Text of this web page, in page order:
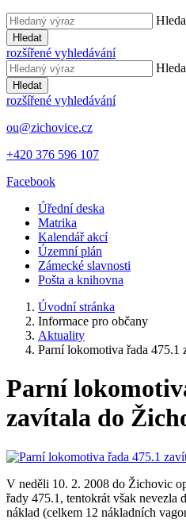
Hledat
rozšířené vyhledávání
Hledat
rozšířené vyhledávání
ou@zichovice.cz
+420 ​​376 596 107
Facebook
Úřední deska
Matrika
Kalendář akcí
Územní plán
Zámecké slavnosti
Pošta a knihovna
Úvodní stránka
Informace pro občany
Aktuality
Parní lokomotiva řada 475.1
Parní
zavítala do
V neděli 10. 2. 2008 do Žichovic
řady 475.1, tentokrát však nevezla
náklad (celkem 12 nákladních